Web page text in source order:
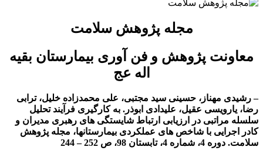
ارزیابی
ارتباط
شایستگی‌های
رهبری
با
شاخص
عملکردی
بیمارستان‌ها
مجله پژوهش سلامت
معاونت پژوهش و فن آوری بیمارستان بقیه
اله عج
– رشیدی مهناز، حسینی سید مجتبی، علی محمدزاده خلیل، ترابی
رضا، یارویسی عقیل، علیدادی ابوذر. به کارگیری فرآیند تحلیل
سلسله مراتبی در ارزیابی ارتباط شایستگی های رهبری مدیران و
کادر اجرایی با شاخص های عملکردی بیمارستانها، مجله پژوهش
سلامت. دوره 4، شماره 4، تابستان 98، ص 252 – 244